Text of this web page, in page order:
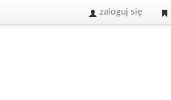
zaloguj się